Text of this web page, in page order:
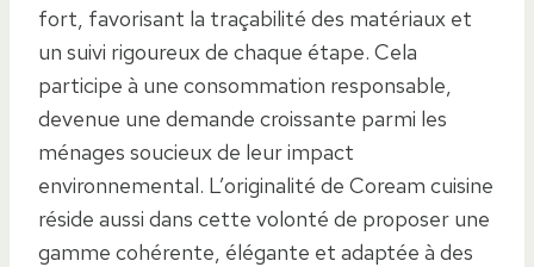
fort, favorisant la traçabilité des matériaux et
un suivi rigoureux de chaque étape. Cela
participe à une consommation responsable,
devenue une demande croissante parmi les
ménages soucieux de leur impact
environnemental. L’originalité de Coream cuisine
réside aussi dans cette volonté de proposer une
gamme cohérente, élégante et adaptée à des